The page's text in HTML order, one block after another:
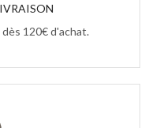
120€ d'achat.